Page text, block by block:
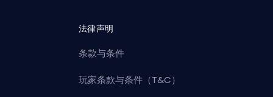
法律声明
条款与条件
玩家条款与条件（T&C）